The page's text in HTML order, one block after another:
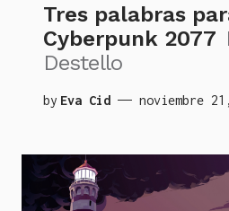
Tres palabras
Cyberpunk 2077
Destello
by Eva Cid noviembre